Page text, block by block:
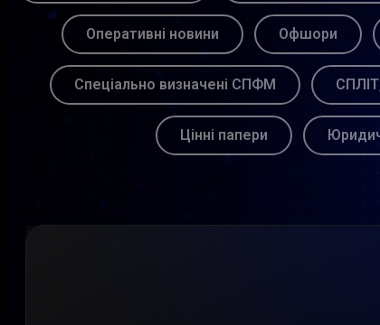
Оперативні новини Офшори
Спеціально визначені СПФМ
Цінні папери